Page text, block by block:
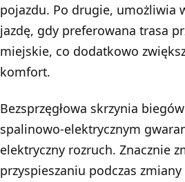
pojazdu. Po drugie, umożliwia
jazdę, gdy preferowana trasa
miejskie, co dodatkowo
komfort.
Bezsprzęgłowa skrzynia
spalinowo-elektrycznym
elektryczny rozruch. Znacznie
przyspieszaniu podczas